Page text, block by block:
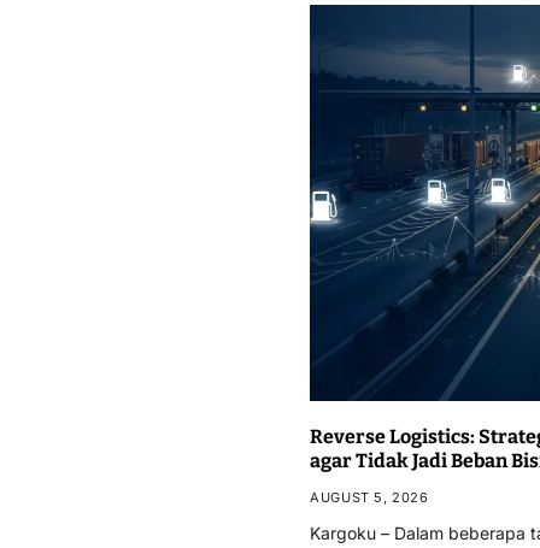
Reverse Logistics:
agar Tidak Jadi Beban
AUGUST 5, 2026
Kargoku – Dalam beberapa